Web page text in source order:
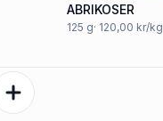
ABRIKOSER
125 g· 120,00 kr/kg